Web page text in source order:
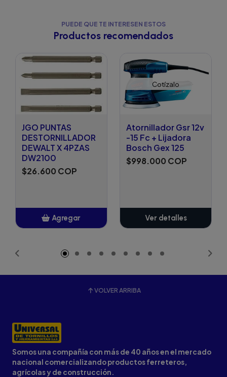
PUEDE QUE TE INTERESEN ESTOS
Productos recomendados
JGO PUNTAS
DESTORNILLADOR
DEWALT X 4PZAS
DW2100
$26.600 COP
Agregar
Cotízalo
Atornillador Gsr 12v
-15 Fc + Lijadora
Bosch Gex 125
$998.000 COP
Ver detalles
VOLVER ARRIBA
Somos una compañía con más de 40 años en el mercado
nacional comercializando productos ferreteros,
agrícolas y de construcción.